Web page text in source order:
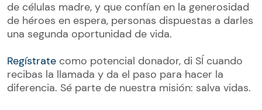
de células madre, y que confían en la generosidad
de héroes en espera, personas dispuestas a darles
una segunda oportunidad de vida.
Regístrate como potencial donador, di SÍ cuando
recibas la llamada y da el paso para hacer la
diferencia. Sé parte de nuestra misión: salva vidas.